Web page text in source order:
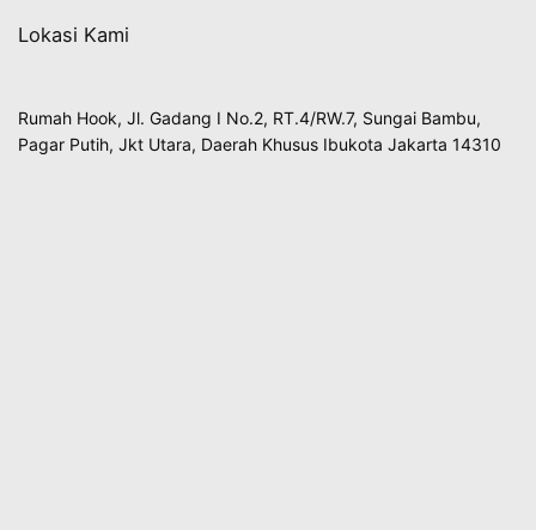
Lokasi Kami
Rumah Hook, Jl. Gadang I No.2, RT.4/RW.7, Sungai Bambu,
Pagar Putih, Jkt Utara, Daerah Khusus Ibukota Jakarta 14310